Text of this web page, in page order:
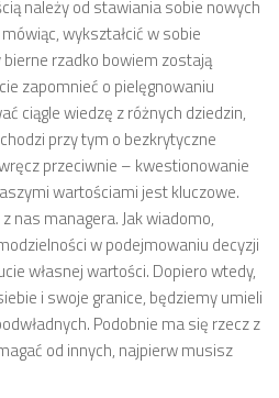
należy od stawiania sobie nowych
wykształcić w sobie
rzadko bowiem zostają
zapomnieć o pielęgnowaniu
ciągle wiedzę z różnych dziedzin,
przy tym o bezkrytyczne
przeciwnie – kwestionowanie
wartościami jest kluczowe.
nas managera. Jak wiadomo,
w podejmowaniu decyzji
własnej wartości. Dopiero wtedy,
i swoje granice, będziemy umieli
Podobnie ma się rzecz z
od innych, najpierw musisz